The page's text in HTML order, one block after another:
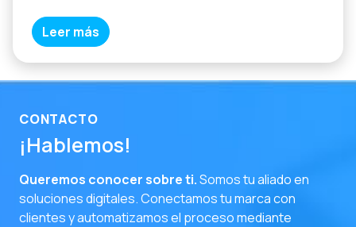
Leer más
CONTACTO
¡Hablemos!
Queremos conocer sobre ti.Somos tu aliado en
soluciones digitales. Conectamos tu marca con
clientes y automatizamos el proceso mediante